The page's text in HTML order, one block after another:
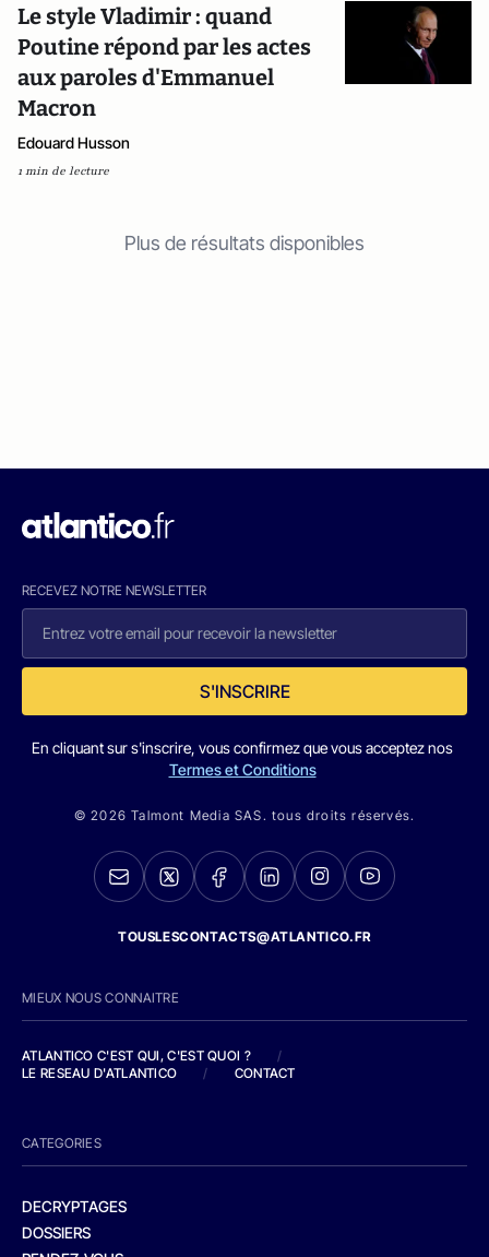
Le style Vladimir : quand
Poutine répond par les actes
aux paroles d'Emmanuel
Macron
Edouard Husson
1 min de lecture
Plus de résultats disponibles
RECEVEZ NOTRE NEWSLETTER
S'INSCRIRE
En cliquant sur s'inscrire, vous confirmez que vous acceptez nos
Termes et Conditions
© 2026 Talmont Media SAS. tous droits réservés.
TOUSLESCONTACTS@ATLANTICO.FR
MIEUX NOUS CONNAITRE
ATLANTICO C'EST QUI, C'EST QUOI ?
/
LE RESEAU D'ATLANTICO
/ CONTACT
CATEGORIES
DECRYPTAGES
DOSSIERS